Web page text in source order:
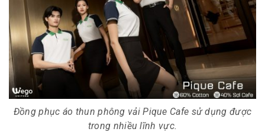
Đồng phục áo thun phông vải Pique Cafe sử dụng được
trong nhiều lĩnh vực.